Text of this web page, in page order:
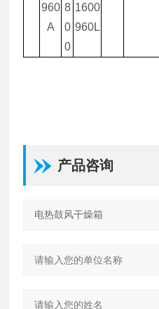
960
A
8
0
0
1600
960L
产品咨询